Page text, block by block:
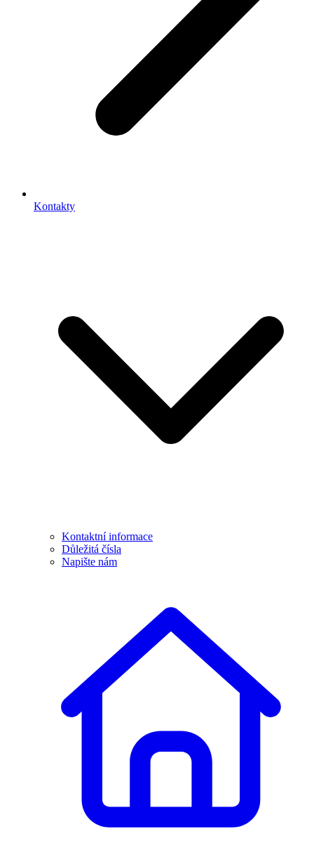
Kontakty
Kontaktní informace
Důležitá čísla
Napište nám